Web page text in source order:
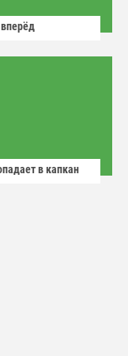
в капкан